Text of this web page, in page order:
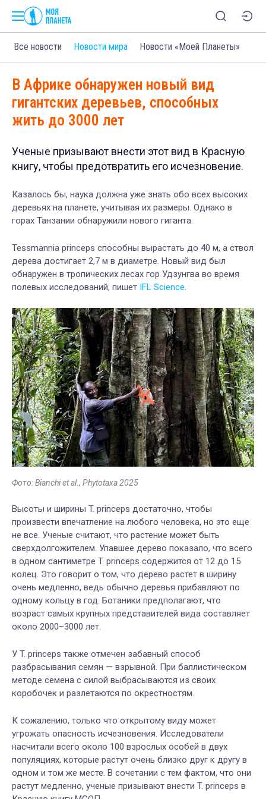
Все новости Новости мира Новости «Моей Планеты»
В Африке обнаружен новый вид
гигантских деревьев, способных
жить до 3000 лет
Ученые призывают внести этот вид в Красную
книгу, чтобы предотвратить его исчезновение.
Казалось бы, наука должна уже знать обо всех высоких
деревьях на планете, учитывая их размеры. Однако в
горах Танзании обнаружили нового гиганта.
Tessmannia princeps способны вырастать до 40 м, а ствол
дерева достигает 2,7 м в диаметре. Новый вид был
обнаружен в тропических лесах гор Удзунгва во время
полевых исследований, пишет IFL Science.
Фото: Bianchi et al., Phytotaxa 2025
Высоты и ширины T. princeps достаточно, чтобы
произвести впечатление на любого человека, но это еще
не все. Ученые считают, что растение может быть
сверхдолгожителем. Упавшее дерево показало, что всего
в одном сантиметре T. princeps содержится от 12 до 15
колец. Это говорит о том, что дерево растет в ширину
очень медленно, ведь обычно деревья прибавляют по
одному кольцу в год. Ботаники предполагают, что
возраст самых крупных представителей вида составляет
около 2000–3000 лет.
У T. princeps также отмечен забавный способ
разбрасывания семян — взрывной. При баллистическом
методе семена с силой выбрасываются из своих
коробочек и разлетаются по окрестностям.
К сожалению, только что открытому виду может
угрожать опасность исчезновения. Исследователи
насчитали всего около 100 взрослых особей в двух
популяциях, которые растут очень близко друг к другу в
одном и том же месте. В сочетании с тем фактом, что они
растут медленно, ученые призывают внести T. princeps в